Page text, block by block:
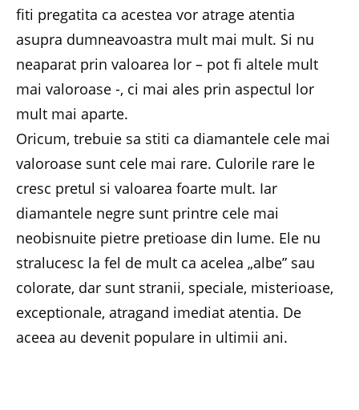
fiti pregatita ca acestea vor atrage atentia
asupra dumneavoastra mult mai mult. Si nu
neaparat prin valoarea lor – pot fi altele mult
mai valoroase -, ci mai ales prin aspectul lor
mult mai aparte.
Oricum, trebuie sa stiti ca diamantele cele mai
valoroase sunt cele mai rare. Culorile rare le
cresc pretul si valoarea foarte mult. Iar
diamantele negre sunt printre cele mai
neobisnuite pietre pretioase din lume. Ele nu
stralucesc la fel de mult ca acelea „albe” sau
colorate, dar sunt stranii, speciale, misterioase,
exceptionale, atragand imediat atentia. De
aceea au devenit populare in ultimii ani.